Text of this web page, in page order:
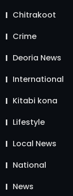
Chitrakoot
Crime
Deoria News
International
Kitabi kona
Lifestyle
Local News
National
News